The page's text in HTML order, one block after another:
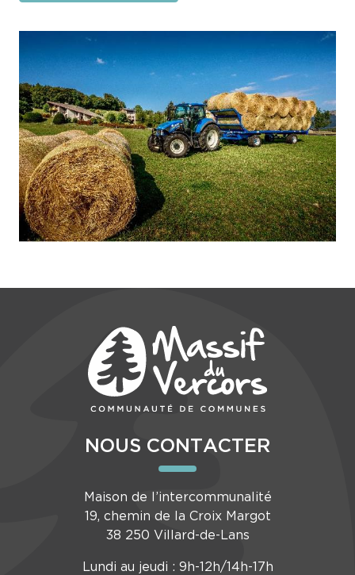
NOUS CONTACTER
Maison de l’intercommunalité
19, chemin de la Croix Margot
38 250 Villard-de-Lans
Lundi au jeudi : 9h-12h/14h-17h